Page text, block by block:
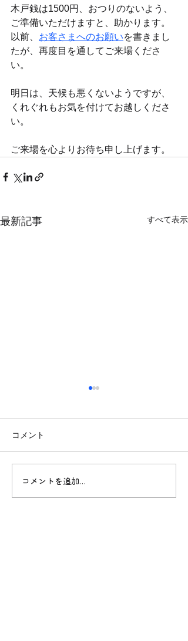
木戸銭は1500円、おつりのないよう、
ご準備いただけますと、助かります。
以前、 お客さまへのお願いを書きまし
たが、再度目を通してご来場くださ
い。
明日は、天候も悪くないようですが、
くれぐれもお気を付けてお越しくださ
い。
ご来場を心よりお待ち申し上げます。
最新記事 すべて表示
1/24〜1/30の鶴川落語会
コメント
コメントを追加…